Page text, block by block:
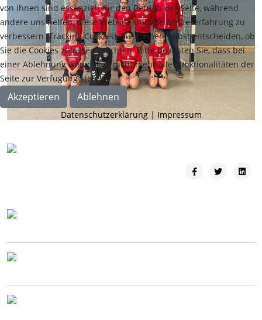
von ihnen sind essenziell für den Betrieb der Seite, während
andere uns helfen, diese Website und die Nutzererfahrung zu
verbessern (Tracking Cookies). Sie können selbst entscheiden, ob
Sie die Cookies zulassen möchten. Bitte beachten Sie, dass bei
einer Ablehnung womöglich nicht mehr alle Funktionalitäten der
Seite zur Verfügung stehen.
Akzeptieren Ablehnen
Datenschutzerklärung| Impressum